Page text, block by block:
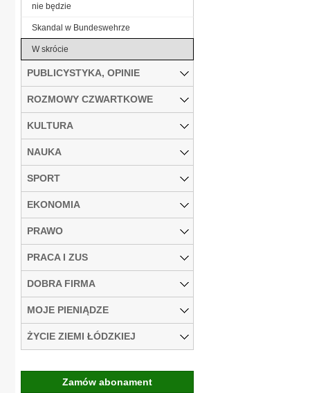
nie będzie
Skandal w Bundeswehrze
W skrócie
PUBLICYSTYKA, OPINIE
ROZMOWY CZWARTKOWE
KULTURA
NAUKA
SPORT
EKONOMIA
PRAWO
PRACA I ZUS
DOBRA FIRMA
MOJE PIENIĄDZE
ŻYCIE ZIEMI ŁÓDZKIEJ
Zamów abonament